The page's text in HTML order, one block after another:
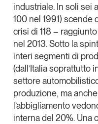
industriale. In soli sei
100 nel 1991) scende
crisi di 118 –
nel 2013. Sotto la
interi segmenti di
(dall’Italia soprattutto
settore
produzione, ma
l’abbigliamento
interna del 20%. Una